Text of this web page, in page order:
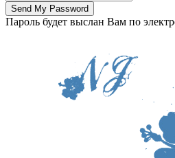
Пароль будет выслан Вам по